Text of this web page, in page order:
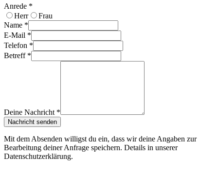
Anrede *
Herr
Frau
Name *
E-Mail *
Telefon *
Betreff *
Deine Nachricht *
Nachricht senden
Mit dem Absenden willigst du ein, dass wir deine Angaben zur
Bearbeitung deiner Anfrage speichern. Details in unserer
Datenschutzerklärung.